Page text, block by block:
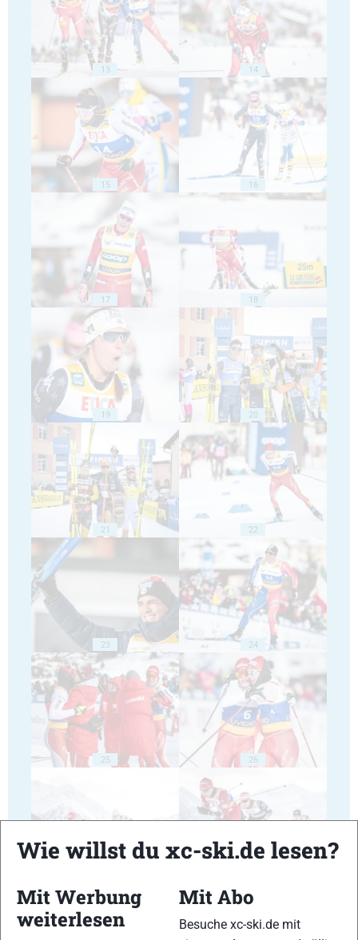
13 14
15 16
17 18
19 20
21 22
23 24
25 26
Wie willst du xc-ski.de lesen?
Mit Werbung
weiterlesen
Mit Abo
Besuche xc-ski.de mit